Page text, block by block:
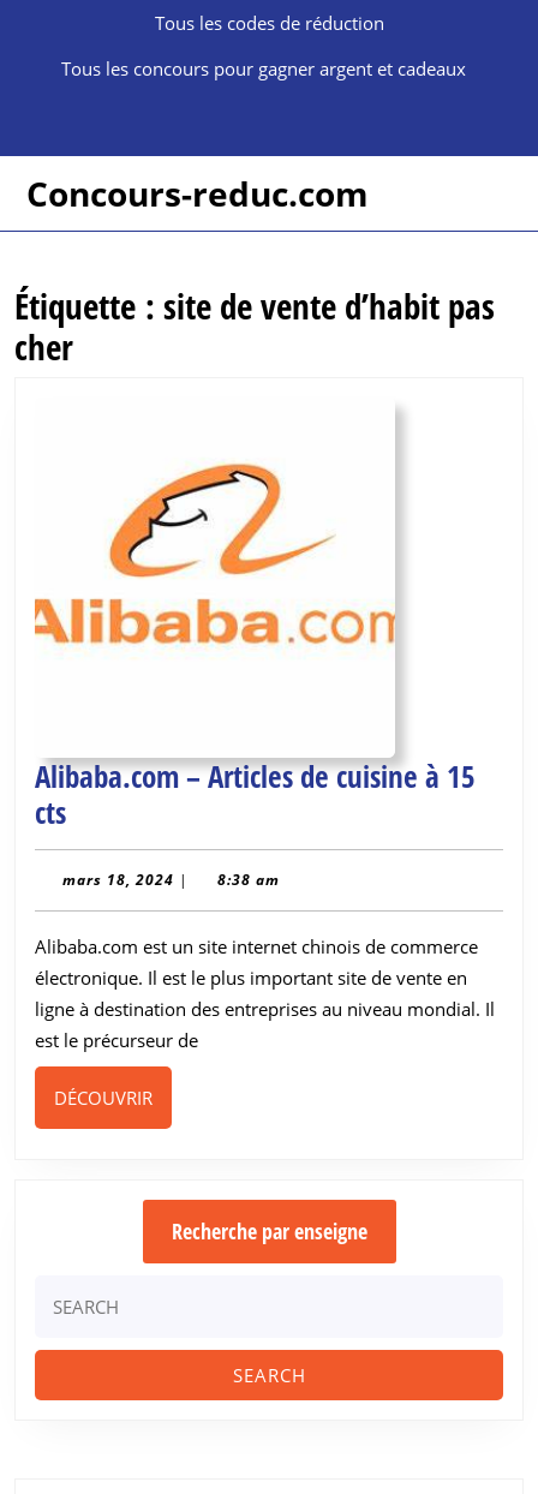
Tous les codes de réduction
Tous les concours pour gagner argent et cadeaux
Concours-reduc.com
Étiquette : site de vente d’habit pas
cher
Alibaba.com – Articles de cuisine à 15
ctsAlibaba.com
–
Articles
de
cuisine
à
15
cts
mars 18, 2024 mars
| 8:38 am
Alibaba.com est un site internet chinois de commerce
électronique. Il est le plus important site de vente en
ligne à destination des entreprises au niveau mondial. Il
est le précurseur de
DÉCOUVRIRDÉCOUVRIR
Recherche par enseigne
for: